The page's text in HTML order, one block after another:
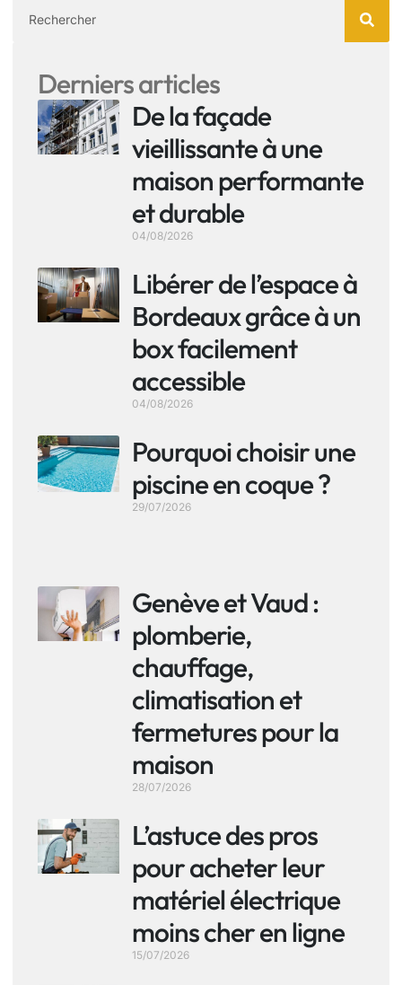
Derniers articles
De la façade
vieillissante à une
maison performante
et durable
04/08/2026
Libérer de l’espace à
Bordeaux grâce à un
box facilement
accessible
04/08/2026
Pourquoi choisir une
piscine en coque ?
29/07/2026
Genève et Vaud :
plomberie,
chauffage,
climatisation et
fermetures pour la
maison
28/07/2026
L’astuce des pros
pour acheter leur
matériel électrique
moins cher en ligne
15/07/2026